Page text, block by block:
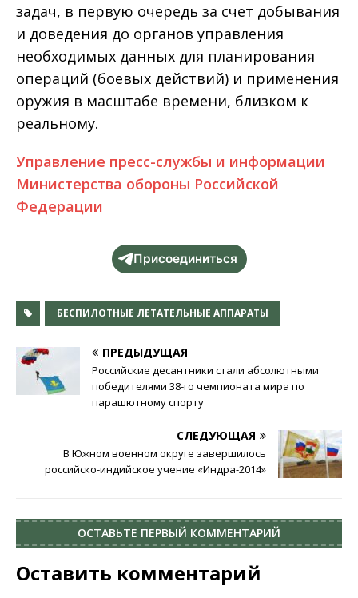
задач, в первую очередь за счет добывания
и доведения до органов управления
необходимых данных для планирования
операций (боевых действий) и применения
оружия в масштабе времени, близком к
реальному.
Управление пресс-службы и информации
Министерства обороны Российской
Федерации
Присоединиться
БЕСПИЛОТНЫЕ ЛЕТАТЕЛЬНЫЕ АППАРАТЫ
ПРЕДЫДУЩАЯ
Российские десантники стали абсолютными
победителями 38-го чемпионата мира по
парашютному спорту
СЛЕДУЮЩАЯ
В Южном военном округе завершилось
российско-индийское учение «Индра-2014»
ОСТАВЬТЕ ПЕРВЫЙ КОММЕНТАРИЙ
Оставить комментарий